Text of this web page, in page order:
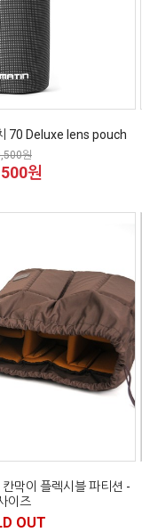
70 Deluxe lens pouch
원
원
막이 플렉시블 파티션 -
이즈
OUT